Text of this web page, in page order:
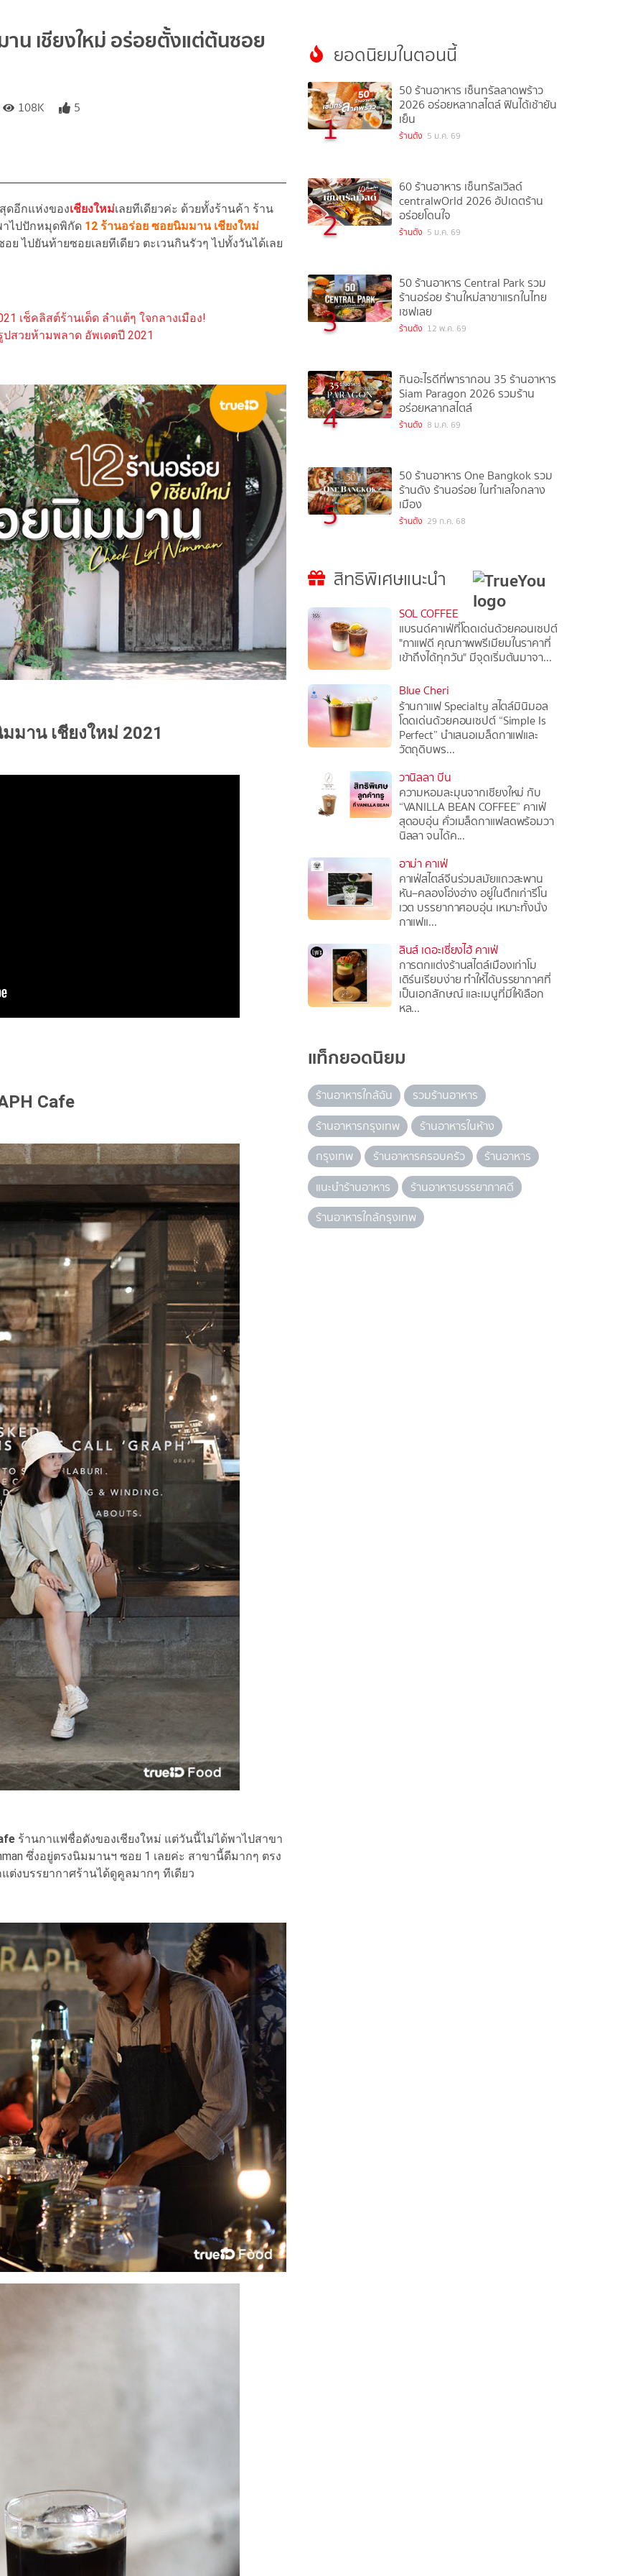
น เชียงใหม่ อร่อยตั้งแต่ต้นซอย
108K 5
อีกแห่งของเชียงใหม่เลยทีเดียวค่ะ ด้วยทั้งร้านค้า ร้าน
าไปปักหมุดพิกัด 12 ร้านอร่อย ซอยนิมมาน เชียงใหม่
ไปยันท้ายซอยเลยทีเดียว ตะเวนกินรัวๆ ไปทั้งวันได้เลย
เช็คลิสต์ร้านเด็ด ลำแต้ๆ ใจกลางเมือง!
สวยห้ามพลาด อัพเดตปี 2021
มมาน เชียงใหม่ 2021
Cafe
ร้านกาแฟชื่อดังของเชียงใหม่ แต่วันนี้ไม่ได้พาไปสาขา
ซึ่งอยู่ตรงนิมมานฯ ซอย 1 เลยค่ะ สาขานี้ดีมากๆ ตรง
ต่งบรรยากาศร้านได้ดูคูลมากๆ ทีเดียว
ยอดนิยมในตอนนี้
1
50 ร้านอาหาร เซ็นทรัลลาดพร้าว
2026 อร่อยหลากสไตล์ ฟินได้เช้ายัน
เย็น
ร้านดัง 5 ม.ค. 69
2
60 ร้านอาหาร เซ็นทรัลเวิลด์
centralwOrld 2026 อัปเดตร้าน
อร่อยโดนใจ
ร้านดัง 5 ม.ค. 69
3
50 ร้านอาหาร Central Park รวม
ร้านอร่อย ร้านใหม่สาขาแรกในไทย
เซฟเลย
ร้านดัง 12 พ.ค. 69
4
กินอะไรดีที่พารากอน 35 ร้านอาหาร
Siam Paragon 2026 รวมร้าน
อร่อยหลากสไตล์
ร้านดัง 8 ม.ค. 69
5
50 ร้านอาหาร One Bangkok รวม
ร้านดัง ร้านอร่อย ในทำเลใจกลาง
เมือง
ร้านดัง 29 ก.ค. 68
สิทธิพิเศษแนะนำ
SOL COFFEE
แบรนด์คาเฟ่ที่โดดเด่นด้วยคอนเซปต์
"กาแฟดี คุณภาพพรีเมียมในราคาที่
เข้าถึงได้ทุกวัน" มีจุดเริ่มต้นมาจา...
Blue Cheri
ร้านกาแฟ Specialty สไตล์มินิมอล
โดดเด่นด้วยคอนเซปต์ “Simple Is
Perfect” นำเสนอเมล็ดกาแฟและ
วัตถุดิบพร...
วานิลลา บีน
ความหอมละมุนจากเชียงใหม่ กับ
“VANILLA BEAN COFFEE” คาเฟ่
สุดอบอุ่น คั่วเมล็ดกาแฟสดพร้อมวา
นิลลา จนได้ค...
อาม่า คาเฟ่
คาเฟ่สไตล์จีนร่วมสมัยแถวสะพาน
หัน–คลองโอ่งอ่าง อยู่ในตึกเก่ารีโน
เวต บรรยากาศอบอุ่น เหมาะทั้งนั่ง
กาแฟแ...
ลินส์ เดอะเซี่ยงไฮ้ คาเฟ่
การตกแต่งร้านสไตล์เมืองเก่าโม
เดิร์นเรียบง่าย ทำให้ได้บรรยากาศที่
เป็นเอกลักษณ์ และเมนูที่มีให้เลือก
หล...
แท็กยอดนิยม
ร้านอาหารใกล้ฉัน
รวมร้านอาหาร
ร้านอาหารกรุงเทพ
ร้านอาหารในห้าง
กรุงเทพ
ร้านอาหารครอบครัว
ร้านอาหาร
แนะนำร้านอาหาร
ร้านอาหารบรรยากาศดี
ร้านอาหารใกล้กรุงเทพ